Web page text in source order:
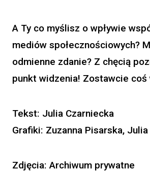
A Ty co myślisz o wpływie
mediów społecznościowych?
odmienne zdanie? Z chęcią
punkt widzenia! Zostawcie coś
Tekst: Julia Czarniecka
Grafiki: Zuzanna Pisarska,
Zdjęcia: Archiwum prywatne